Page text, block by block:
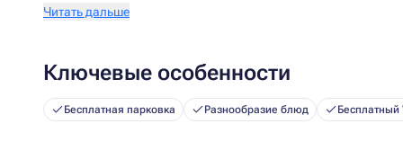
Читать дальше
Ключевые особенности
Бесплатная парковка Разнообразие блюд Бесплатный